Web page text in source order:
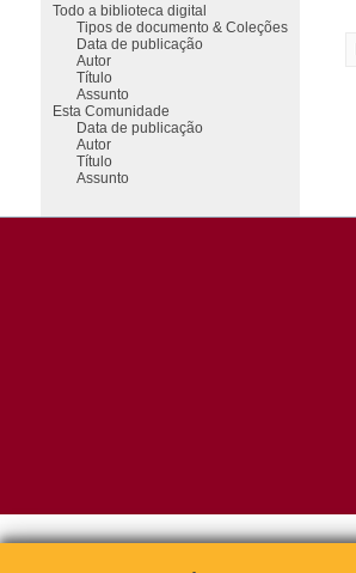
Todo a biblioteca digital
Tipos de documento & Coleções
Data de publicação
Autor
Título
Assunto
Esta Comunidade
Data de publicação
Autor
Título
Assunto